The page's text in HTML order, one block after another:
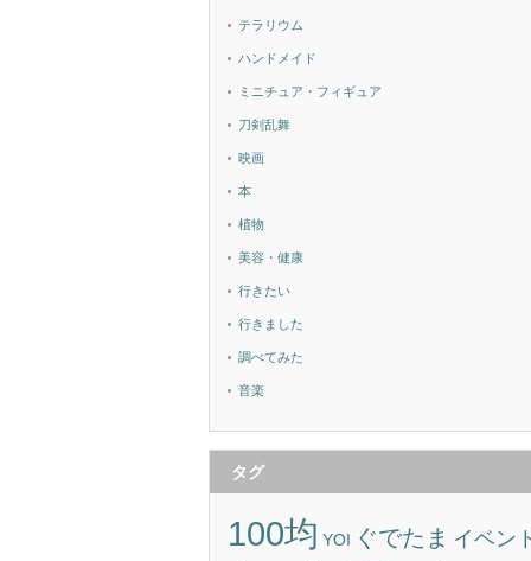
テラリウム
ハンドメイド
ミニチュア・フィギュア
刀剣乱舞
映画
本
植物
美容・健康
行きたい
行きました
調べてみた
音楽
タグ
100均 YOI ぐでたま イベン